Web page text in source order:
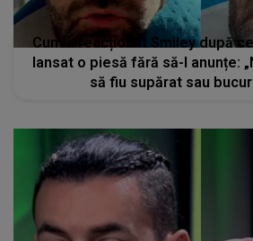
Cum a reacționat Smiley după
lansat o piesă fără să-l anunțe:
să fiu supărat sau